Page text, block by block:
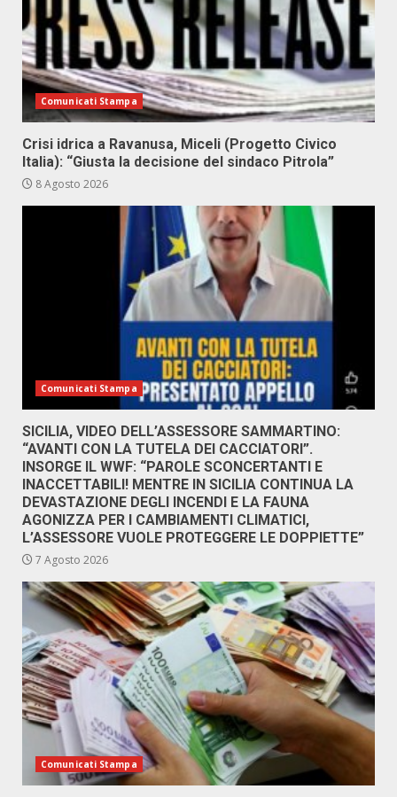
Comunicati Stampa
Crisi idrica a Ravanusa, Miceli (Progetto Civico
Italia): “Giusta la decisione del sindaco Pitrola”
8 Agosto 2026
Comunicati Stampa
SICILIA, VIDEO DELL’ASSESSORE SAMMARTINO:
“AVANTI CON LA TUTELA DEI CACCIATORI”.
INSORGE IL WWF: “PAROLE SCONCERTANTI E
INACCETTABILI! MENTRE IN SICILIA CONTINUA LA
DEVASTAZIONE DEGLI INCENDI E LA FAUNA
AGONIZZA PER I CAMBIAMENTI CLIMATICI,
L’ASSESSORE VUOLE PROTEGGERE LE DOPPIETTE”
7 Agosto 2026
Comunicati Stampa